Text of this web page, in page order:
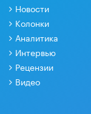
Новости
Колонки
Аналитика
Интервью
Рецензии
Видео